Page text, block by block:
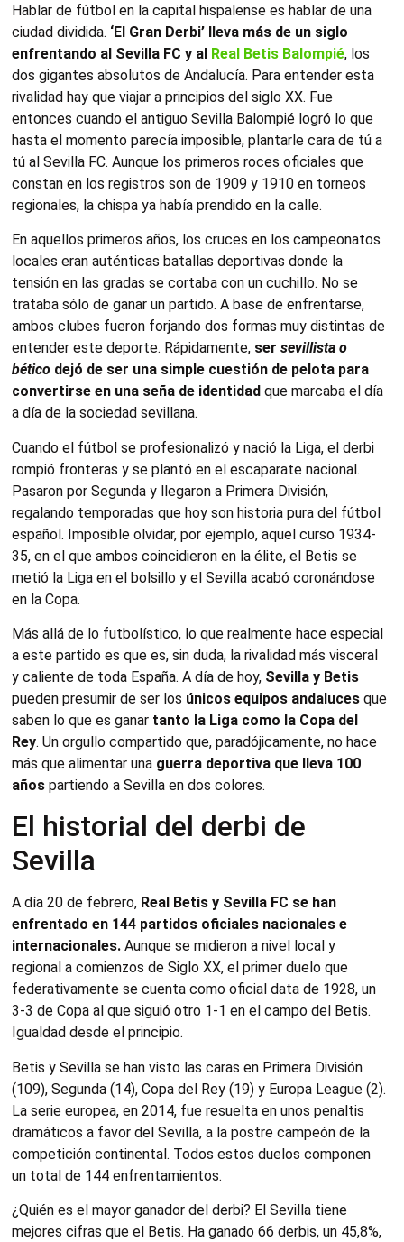
Hablar de fútbol en la capital hispalense es hablar de una
ciudad dividida. ‘El Gran Derbi’ lleva más de un siglo
enfrentando al Sevilla FC y al Real Betis Balompié, los
dos gigantes absolutos de Andalucía. Para entender esta
rivalidad hay que viajar a principios del siglo XX. Fue
entonces cuando el antiguo Sevilla Balompié logró lo que
hasta el momento parecía imposible, plantarle cara de tú a
tú al Sevilla FC. Aunque los primeros roces oficiales que
constan en los registros son de 1909 y 1910 en torneos
regionales, la chispa ya había prendido en la calle.
En aquellos primeros años, los cruces en los campeonatos
locales eran auténticas batallas deportivas donde la
tensión en las gradas se cortaba con un cuchillo. No se
trataba sólo de ganar un partido. A base de enfrentarse,
ambos clubes fueron forjando dos formas muy distintas de
entender este deporte. Rápidamente, ser sevillista o
bético dejó de ser una simple cuestión de pelota para
convertirse en una seña de identidad que marcaba el día
a día de la sociedad sevillana.
Cuando el fútbol se profesionalizó y nació la Liga, el derbi
rompió fronteras y se plantó en el escaparate nacional.
Pasaron por Segunda y llegaron a Primera División,
regalando temporadas que hoy son historia pura del fútbol
español. Imposible olvidar, por ejemplo, aquel curso 1934-
35, en el que ambos coincidieron en la élite, el Betis se
metió la Liga en el bolsillo y el Sevilla acabó coronándose
en la Copa.
Más allá de lo futbolístico, lo que realmente hace especial
a este partido es que es, sin duda, la rivalidad más visceral
y caliente de toda España. A día de hoy, Sevilla y Betis
pueden presumir de ser los únicos equipos andaluces que
saben lo que es ganar tanto la Liga como la Copa del
Rey. Un orgullo compartido que, paradójicamente, no hace
más que alimentar una guerra deportiva que lleva 100
años partiendo a Sevilla en dos colores.
El historial del derbi de
Sevilla
A día 20 de febrero, Real Betis y Sevilla FC se han
enfrentado en 144 partidos oficiales nacionales e
internacionales. Aunque se midieron a nivel local y
regional a comienzos de Siglo XX, el primer duelo que
federativamente se cuenta como oficial data de 1928, un
3-3 de Copa al que siguió otro 1-1 en el campo del Betis.
Igualdad desde el principio.
Betis y Sevilla se han visto las caras en Primera División
(109), Segunda (14), Copa del Rey (19) y Europa League (2).
La serie europea, en 2014, fue resuelta en unos penaltis
dramáticos a favor del Sevilla, a la postre campeón de la
competición continental. Todos estos duelos componen
un total de 144 enfrentamientos.
¿Quién es el mayor ganador del derbi? El Sevilla tiene
mejores cifras que el Betis. Ha ganado 66 derbis, un 45,8%,